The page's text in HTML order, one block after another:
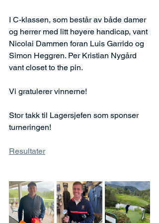
I C-klassen, som består av både damer
og herrer med litt høyere handicap, vant
Nicolai Dammen foran Luis Garrido og
Simon Heggren. Per Kristian Nygård
vant closet to the pin.
Vi gratulerer vinnerne!
Stor takk til Lagersjefen som sponser
turneringen!
Resultater